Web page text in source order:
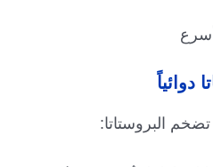
دوائياً
تضخم البروستاتا: